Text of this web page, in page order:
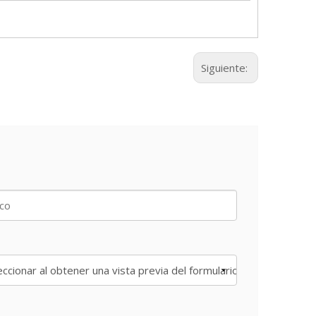
Siguiente: